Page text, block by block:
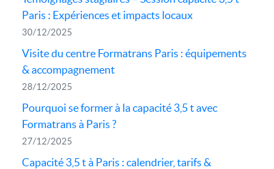
Paris : Expériences et impacts locaux
30/12/2025
Visite du centre Formatrans Paris : équipements
& accompagnement
28/12/2025
Pourquoi se former à la capacité 3,5 t avec
Formatrans à Paris ?
27/12/2025
Capacité 3,5 t à Paris : calendrier, tarifs &